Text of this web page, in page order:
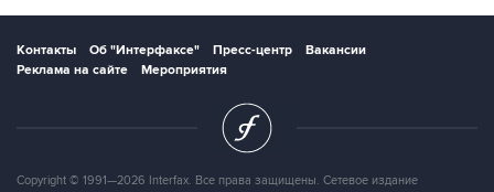
Контакты Об "Интерфаксе" Пресс-центр
Вакансии
Реклама на сайте
Мероприятия
Copyright © 1991—2026 Interfax. Все права защищены. Сетевое издание